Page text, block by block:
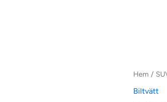
Hem /
Biltvätt